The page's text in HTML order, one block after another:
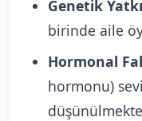
Genetik
birinde aile
Hormonal
hormonu)